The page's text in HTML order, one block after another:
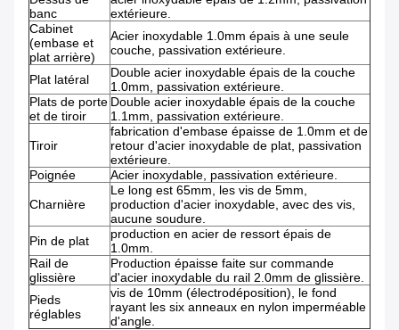
banc
extérieure.
Cabinet
(embase et
plat arrière)
Acier inoxydable 1.0mm épais à une seule
couche, passivation extérieure.
Plat latéral
Double acier inoxydable épais de la couche
1.0mm, passivation extérieure.
Plats de porte
et de tiroir
Double acier inoxydable épais de la couche
1.1mm, passivation extérieure.
Tiroir
fabrication d'embase épaisse de 1.0mm et de
retour d'acier inoxydable de plat, passivation
extérieure.
Poignée
Acier inoxydable, passivation extérieure.
Charnière
Le long est 65mm, les vis de 5mm,
production d'acier inoxydable, avec des vis,
aucune soudure.
Pin de plat
production en acier de ressort épais de
1.0mm.
Rail de
glissière
Production épaisse faite sur commande
d'acier inoxydable du rail 2.0mm de glissière.
Pieds
réglables
vis de 10mm (électrodéposition), le fond
rayant les six anneaux en nylon imperméable
d'angle.